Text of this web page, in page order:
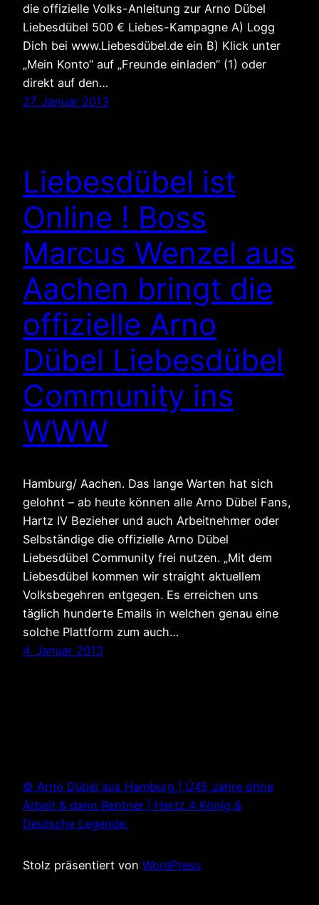
die offizielle Volks-Anleitung zur Arno Dübel
Liebesdübel 500 € Liebes-Kampagne A) Logg
Dich bei www.Liebesdübel.de ein B) Klick unter
„Mein Konto“ auf „Freunde einladen“ (1) oder
direkt auf den…
27. Januar 2013
Liebesdübel ist
Online ! Boss
Marcus Wenzel aus
Aachen bringt die
offizielle Arno
Dübel Liebesdübel
Community ins
WWW
Hamburg/ Aachen. Das lange Warten hat sich
gelohnt – ab heute können alle Arno Dübel Fans,
Hartz IV Bezieher und auch Arbeitnehmer oder
Selbständige die offizielle Arno Dübel
Liebesdübel Community frei nutzen. „Mit dem
Liebesdübel kommen wir straight aktuellem
Volksbegehren entgegen. Es erreichen uns
täglich hunderte Emails in welchen genau eine
solche Plattform zum auch…
4. Januar 2013
© Arno Dübel aus Hamburg | Ü45 Jahre ohne
Arbeit & dann Rentner | Hartz 4 König &
Deutsche Legende.
Stolz präsentiert von WordPress